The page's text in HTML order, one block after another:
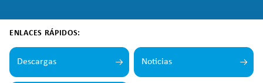
ENLACES RÁPIDOS:
Descargas Noticias